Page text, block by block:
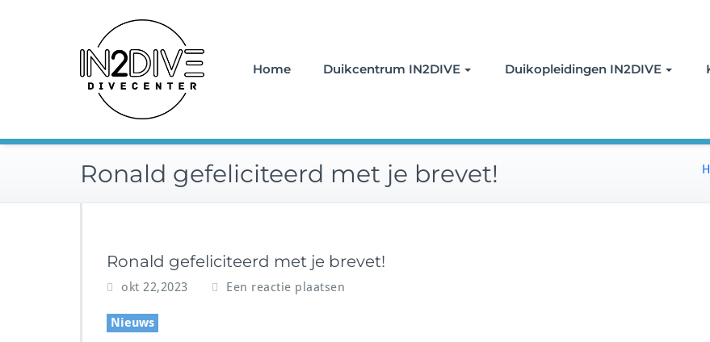
Home Duikcentrum IN2DIVE Duikopleidingen IN2DIVE
Ronald gefeliciteerd met je brevet!
Ronald gefeliciteerd met je brevet!
okt 22,2023 Een reactie plaatsen
Nieuws